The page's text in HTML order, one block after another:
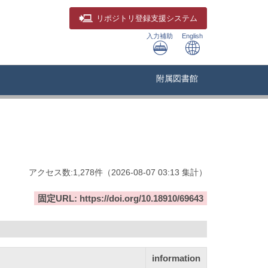
リポジトリ 登録支援システム
入力補助 English
附属図書館
アクセス数:1,278件 （2026-08-07 03:13 集計）
固定URL: https://doi.org/10.18910/69643
information